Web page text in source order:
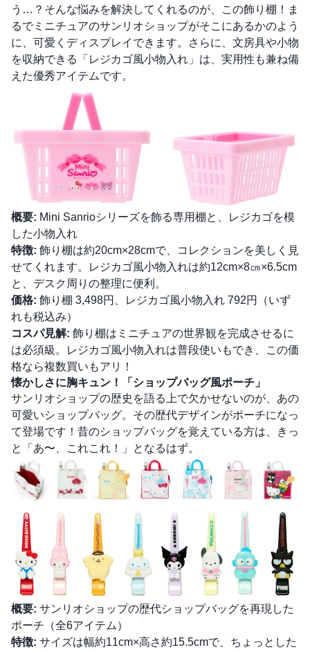
う…？そんな悩みを解決してくれるのが、この飾り棚！ま
るでミニチュアのサンリオショップがそこにあるかのよう
に、可愛くディスプレイできます。さらに、文房具や小物
を収納できる「レジカゴ風小物入れ」は、実用性も兼ね備
えた優秀アイテムです。
概要: Mini Sanrioシリーズを飾る専用棚と、レジカゴを模
した小物入れ
特徴: 飾り棚は約20cm×28cmで、コレクションを美しく見
せてくれます。レジカゴ風小物入れは約12cm×8㎝×6.5cm
と、デスク周りの整理に便利。
価格: 飾り棚 3,498円、レジカゴ風小物入れ 792円（いず
れも税込み）
コスパ見解: 飾り棚はミニチュアの世界観を完成させるに
は必須級。レジカゴ風小物入れは普段使いもでき、この価
格なら複数買いもアリ！
懐かしさに胸キュン！「ショップバッグ風ポーチ」
サンリオショップの歴史を語る上で欠かせないのが、あの
可愛いショップバッグ。その歴代デザインがポーチになっ
て登場です！昔のショップバッグを覚えている方は、きっ
と「あ〜、これこれ！」となるはず。
概要: サンリオショップの歴代ショップバッグを再現した
ポーチ（全6アイテム）
特徴: サイズは幅約11cm×高さ約15.5cmで、ちょっとした